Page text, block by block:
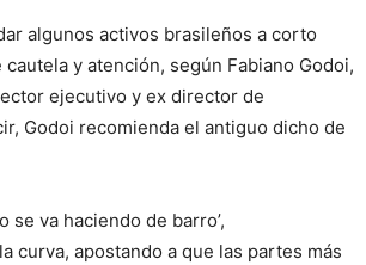
algunos activos brasileños a corto
y atención, según Fabiano Godoi,
ejecutivo y ex director de
Godoi recomienda el antiguo dicho de
curva, apostando a que las partes más